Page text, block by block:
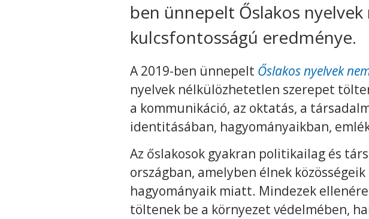
ben ünnepelt Őslakos
kulcsfontosságú eredménye.
A 2019-ben ünnepelt Őslakos nyelvek
nyelvek nélkülözhetetlen szerepet
a kommunikáció, az oktatás, a
identitásában, hagyományaikban,
Az őslakosok gyakran politikailag és
országban, amelyben élnek
hagyományaik miatt. Mindezek
töltenek be a környezet védelmében,